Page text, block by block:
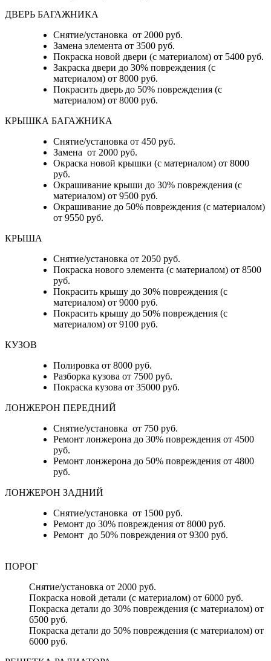
ДВЕРЬ БАГАЖНИКА
Снятие/установка от 2000 руб.
Замена элемента от 3500 руб.
Покраска новой двери (с материалом) от 5400 руб.
Закраска двери до 30% повреждения (с
материалом) от 8000 руб.
Покрасить дверь до 50% повреждения (с
материалом) от 8000 руб.
КРЫШКА БАГАЖНИКА
Снятие/установка от 450 руб.
Замена от 2000 руб.
Окраска новой крышки (с материалом) от 8000
руб.
Окрашивание крыши до 30% повреждения (с
материалом) от 9500 руб.
Окрашивание до 50% повреждения (с материалом)
от 9550 руб.
КРЫША
Снятие/установка от 2050 руб.
Покраска нового элемента (с материалом) от 8500
руб.
Покрасить крышу до 30% повреждения (с
материалом) от 9000 руб.
Покрасить крышу до 50% повреждения (с
материалом) от 9100 руб.
КУЗОВ
Полировка от 8000 руб.
Разборка кузова от 7500 руб.
Покраска кузова от 35000 руб.
ЛОНЖЕРОН ПЕРЕДНИЙ
Снятие/установка от 750 руб.
Ремонт лонжерона до 30% повреждения от 4500
руб.
Ремонт лонжерона до 50% повреждения от 4800
руб.
ЛОНЖЕРОН ЗАДНИЙ
Снятие/установка от 1500 руб.
Ремонт до 30% повреждения от 8000 руб.
Ремонт до 50% повреждения от 9300 руб.
ПОРОГ
Снятие/установка от 2000 руб.
Покраска новой детали (с материалом) от 6000 руб.
Покраска детали до 30% повреждения (с материалом) от
6500 руб.
Покраска детали до 50% повреждения (с материалом) от
6000 руб.